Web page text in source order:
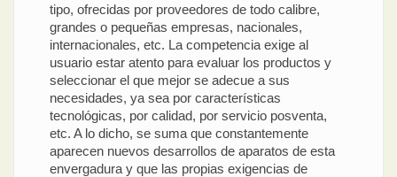
tipo, ofrecidas por proveedores de todo calibre,
grandes o pequeñas empresas, nacionales,
internacionales, etc. La competencia exige al
usuario estar atento para evaluar los productos y
seleccionar el que mejor se adecue a sus
necesidades, ya sea por características
tecnológicas, por calidad, por servicio posventa,
etc. A lo dicho, se suma que constantemente
aparecen nuevos desarrollos de aparatos de esta
envergadura y que las propias exigencias de